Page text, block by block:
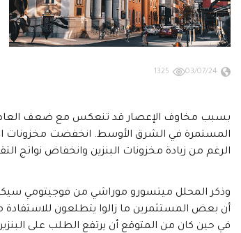
03/07/24
1325
بسبب مخاوف الإعصار قد تنعكس مع ضعف العاصفة،
الرغم من زيادة مخزونات البنزين وانخفاض نواتج
وذكر المحلل ميتسورو موراشي من فوجيتومي
أن بعض المستثمرين ما زالوا يتطلعون للاستفادة
في حين كان من المتوقع أن يرتفع الطلب على